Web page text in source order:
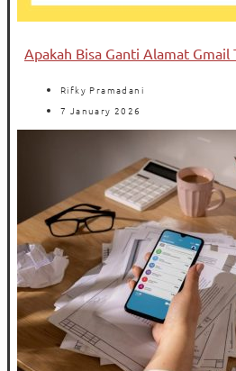
Apakah Bisa Ganti Alamat Gmail
Rifky Pramadani
7 January 2026